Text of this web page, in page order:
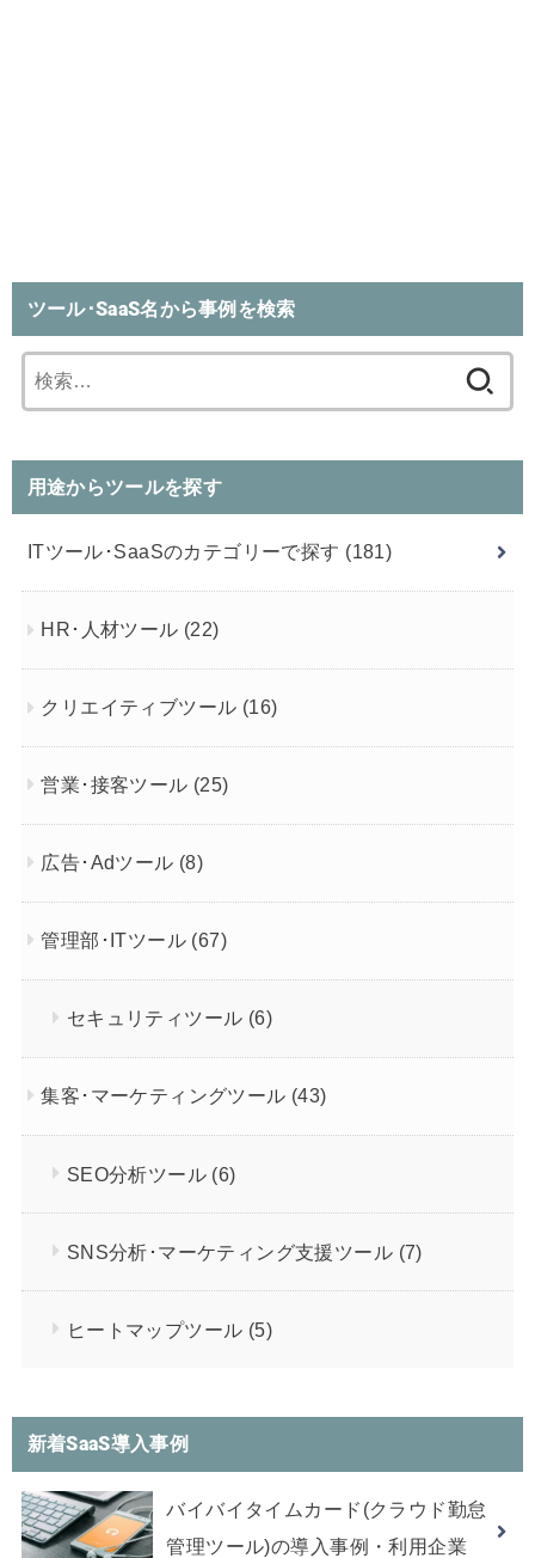
ツール･SaaS名から事例を検索
索:
用途からツールを探す
ITツール･SaaSのカテゴリーで探す (181)
HR･人材ツール (22)
クリエイティブツール (16)
営業･接客ツール (25)
広告･Adツール (8)
管理部･ITツール (67)
セキュリティツール (6)
集客･マーケティングツール (43)
SEO分析ツール (6)
SNS分析･マーケティング支援ツール (7)
ヒートマップツール (5)
新着SaaS導入事例
バイバイタイムカード(クラウド勤怠
管理ツール)の導入事例・利用企業